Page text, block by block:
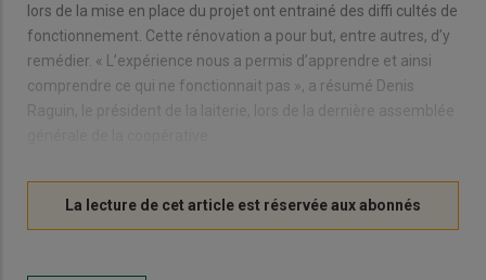
lors de la mise en place du projet ont entrainé des diffi cultés de
fonctionnement. Cette rénovation a pour but, entre autres, d’y
remédier. « L’expérience nous a permis d’apprendre et ainsi
comprendre ce qui ne fonctionnait pas », a résumé Denis
Raguin, le président de la laiterie, lors de la dernière assemblée